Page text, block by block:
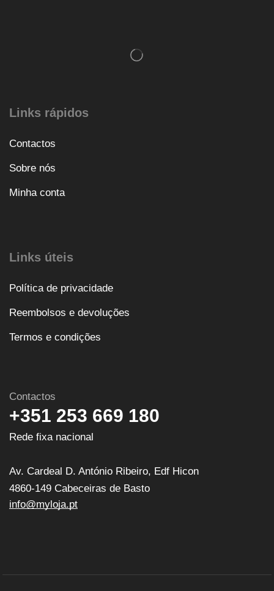
Links rápidos
Contactos
Sobre nós
Minha conta
Links úteis
Política de privacidade
Reembolsos e devoluções
Termos e condições
Contactos
+351 253 669 180
Rede fixa nacional
Av. Cardeal D. António Ribeiro, Edf Hicon
4860-149 Cabeceiras de Basto
info@myloja.pt